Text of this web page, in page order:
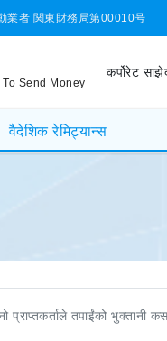
業者 関東財務局第00010号
Send Money
कर्पोरेट
वैदेशिक रेमिट्यान्स
प्राप्तकर्ताले तपाईंको भुक्तानी